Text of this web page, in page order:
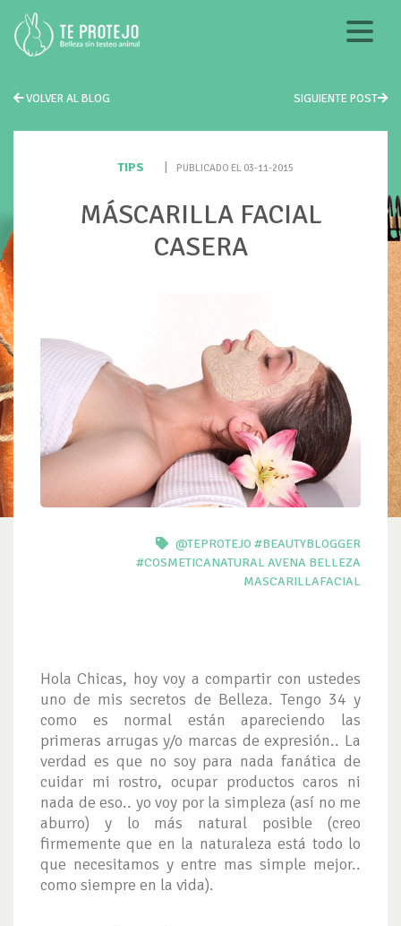
VOLVER AL BLOG SIGUIENTE POST
TIPS PUBLICADO EL 03-11-2015
MÁSCARILLA FACIAL
CASERA
@TEPROTEJO #BEAUTYBLOGGER
#COSMETICANATURAL AVENA BELLEZA
MASCARILLAFACIAL
Hola Chicas, hoy voy a compartir con ustedes
uno de mis secretos de Belleza. Tengo 34 y
como es normal están apareciendo las
primeras arrugas y/o marcas de expresión.. La
verdad es que no soy para nada fanática de
cuidar mi rostro, ocupar productos caros ni
nada de eso.. yo voy por la simpleza (así no me
aburro) y lo más natural posible (creo
firmemente que en la naturaleza está todo lo
que necesitamos y entre mas simple mejor..
como siempre en la vida).